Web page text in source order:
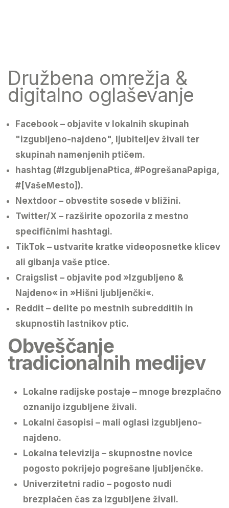
Družbena omrežja &
digitalno oglaševanje
Facebook – objavite v lokalnih skupinah
"izgubljeno-najdeno", ljubiteljev živali ter
skupinah namenjenih ptičem.
hashtag (#IzgubljenaPtica, #PogrešanaPapiga,
#[VašeMesto]).
Nextdoor – obvestite sosede v bližini.
Twitter/X – razširite opozorila z mestno
specifičnimi hashtagi.
TikTok – ustvarite kratke videoposnetke klicev
ali gibanja vaše ptice.
Craigslist – objavite pod »Izgubljeno &
Najdeno« in »Hišni ljubljenčki«.
Reddit – delite po mestnih subredditih in
skupnostih lastnikov ptic.
Obveščanje
tradicionalnih medijev
Lokalne radijske postaje – mnoge brezplačno
oznanijo izgubljene živali.
Lokalni časopisi – mali oglasi izgubljeno-
najdeno.
Lokalna televizija – skupnostne novice
pogosto pokrijejo pogrešane ljubljenčke.
Univerzitetni radio – pogosto nudi
brezplačen čas za izgubljene živali.